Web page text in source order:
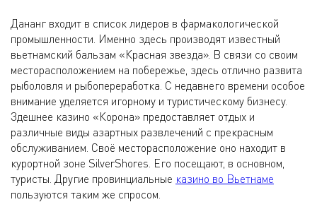
Дананг входит в список лидеров в фармакологической
промышленности. Именно здесь производят известный
вьетнамский бальзам «Красная звезда». В связи со своим
месторасположением на побережье, здесь отлично развита
рыболовля и рыбопереработка. С недавнего времени особое
внимание уделяется игорному и туристическому бизнесу.
Здешнее казино «Корона» предоставляет отдых и
различные виды азартных развлечений с прекрасным
обслуживанием. Своё месторасположение оно находит в
курортной зоне SilverShores. Его посещают, в основном,
туристы. Другие провинциальные казино во Вьетнаме
пользуются таким же спросом.